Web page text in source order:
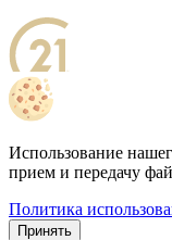
Использование
прием и передачу
Политика
Принять